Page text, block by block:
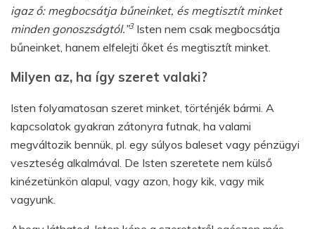
igaz ő: megbocsátja bűneinket, és megtisztít minket
minden gonoszságtól.”3Isten nem csak megbocsátja
bűneinket, hanem elfelejti őket és megtisztít minket.
Milyen az, ha így szeret valaki?
Isten folyamatosan szeret minket, történjék bármi. A
kapcsolatok gyakran zátonyra futnak, ha valami
megváltozik bennük, pl. egy súlyos baleset vagy pénzügyi
veszteség alkalmával. De Isten szeretete nem külső
kinézetünkön alapul, vagy azon, hogy kik, vagy mik
vagyunk.